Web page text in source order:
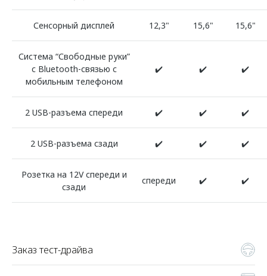
Сенсорный дисплей 12,3" 15,6" 15,6"
Система “Свободные руки”
с Bluetooth-связью с
мобильным телефоном
✔️ ✔️ ✔️
2 USB-разъема спереди ✔️ ✔️ ✔️
2 USB-разъема сзади ✔️ ✔️ ✔️
Розетка на 12V спереди и
сзади
спереди ✔️ ✔️
Заказ тест-драйва